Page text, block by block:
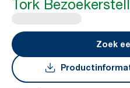
Tork
Zoek